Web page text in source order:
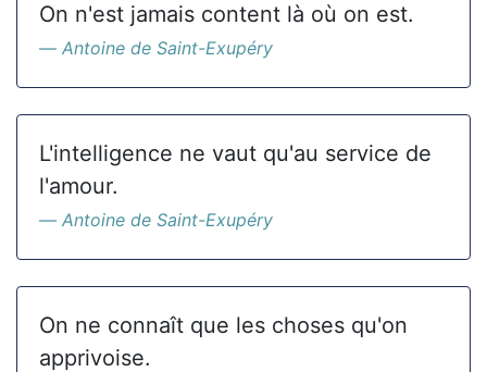
On n'est jamais content là où on est.
Antoine de Saint-Exupéry
L'intelligence ne vaut qu'au service de
l'amour.
Antoine de Saint-Exupéry
On ne connaît que les choses qu'on
apprivoise.